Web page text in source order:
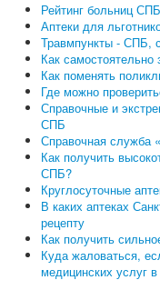
Рейтинг больниц
Аптеки для
Травмпункты - СПБ,
Как самостоятельно
Как поменять
Где можно
Справочные и
СПБ
Справочная служба
Как получить
СПБ?
Круглосуточные
В каких аптеках
рецепту
Как получить
Куда жаловаться,
медицинских услуг